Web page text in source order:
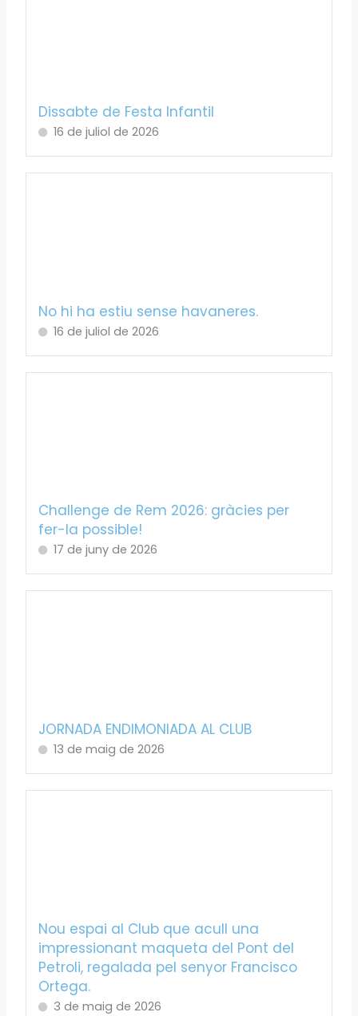
Dissabte de Festa Infantil
16 de juliol de 2026
No hi ha estiu sense havaneres.
16 de juliol de 2026
Challenge de Rem 2026: gràcies per
fer-la possible!
17 de juny de 2026
JORNADA ENDIMONIADA AL CLUB
13 de maig de 2026
Nou espai al Club que acull una
impressionant maqueta del Pont del
Petroli, regalada pel senyor Francisco
Ortega.
3 de maig de 2026